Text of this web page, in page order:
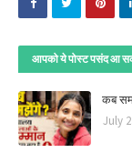
आपको ये पोस्ट पसंद आ
कब
July